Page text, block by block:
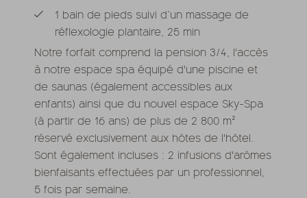
1 bain de pieds suivi d’un massage de
réflexologie plantaire, 25 min
Notre forfait comprend la pension 3/4, l'accès
à notre espace spa équipé d'une piscine et
de saunas (également accessibles aux
enfants) ainsi que du nouvel espace Sky-Spa
(à partir de 16 ans) de plus de 2 800 m²
réservé exclusivement aux hôtes de l'hôtel.
Sont également incluses : 2 infusions d'arômes
bienfaisants effectuées par un professionnel,
5 fois par semaine.